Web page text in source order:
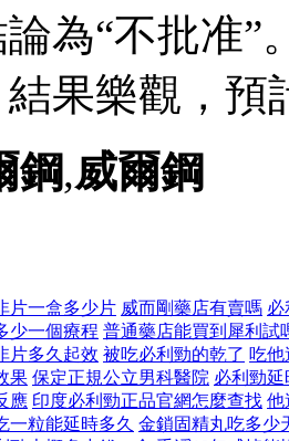
為“不批准”
果樂觀，預
鋼,威爾鋼
片一盒多少片 威而剛藥店有賣嗎 必
少一個療程 普通藥店能買到犀利試
片多久起效 被吃必利勁的乾了 吃他
果 保定正規公立男科醫院 必利勁延
應 印度必利勁正品官網怎麼查找 他
一粒能延時多久 金鎖固精丸吃多少